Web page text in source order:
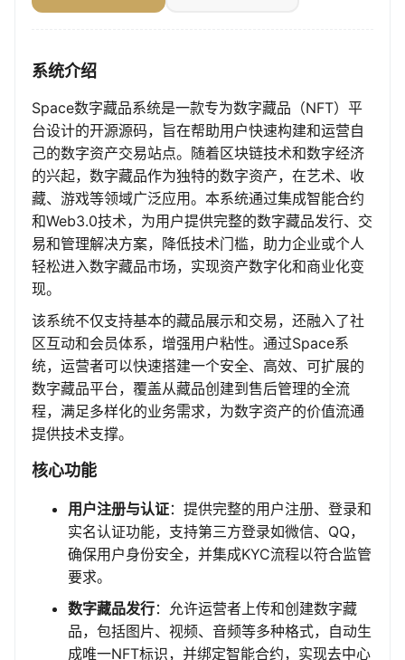
系统介绍
Space数字藏品系统是一款专为数字藏品（NFT）平
台设计的开源源码，旨在帮助用户快速构建和运营自
己的数字资产交易站点。随着区块链技术和数字经济
的兴起，数字藏品作为独特的数字资产，在艺术、收
藏、游戏等领域广泛应用。本系统通过集成智能合约
和Web3.0技术，为用户提供完整的数字藏品发行、交
易和管理解决方案，降低技术门槛，助力企业或个人
轻松进入数字藏品市场，实现资产数字化和商业化变
现。
该系统不仅支持基本的藏品展示和交易，还融入了社
区互动和会员体系，增强用户粘性。通过Space系
统，运营者可以快速搭建一个安全、高效、可扩展的
数字藏品平台，覆盖从藏品创建到售后管理的全流
程，满足多样化的业务需求，为数字资产的价值流通
提供技术支撑。
核心功能
用户注册与认证：提供完整的用户注册、登录和
实名认证功能，支持第三方登录如微信、QQ，
确保用户身份安全，并集成KYC流程以符合监管
要求。
数字藏品发行：允许运营者上传和创建数字藏
品，包括图片、视频、音频等多种格式，自动生
成唯一NFT标识，并绑定智能合约，实现去中心